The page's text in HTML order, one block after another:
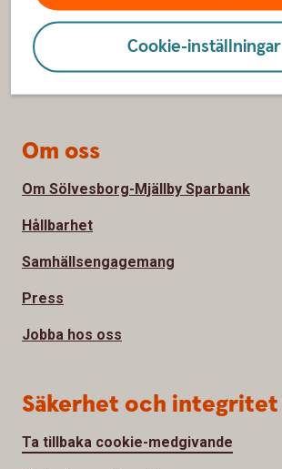
Cookie-inställningar
Spärrhjälp
Bli kund
Om oss
Om Sölvesborg-Mjällby Sparbank
Hållbarhet
Samhällsengagemang
Press
Jobba hos oss
Säkerhet och integritet
Ta tillbaka cookie-medgivande